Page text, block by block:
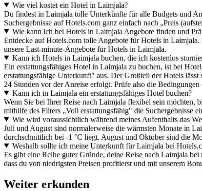
Wie viel kostet ein Hotel in Laimjala?
Du findest in Laimjala tolle Unterkünfte für alle Budgets und
Suchergebnisse auf Hotels.com ganz einfach nach „Preis
Wie kann ich bei Hotels in Laimjala Angebote finden und
Entdecke auf Hotels.com tolle Angebote für Hotels in
unsere Last-minute-Angebote für Hotels in Laimjala.
Kann ich Hotels in Laimjala buchen, die ich kostenlos
Ein erstattungsfähiges Hotel in Laimjala zu buchen, ist bei
erstattungsfähige Unterkunft" aus. Der Großteil der Hotels
24 Stunden vor der Anreise erfolgt. Prüfe also die
Kann ich in Laimjala ein erstattungsfähiges Hotel buchen?
Wenn Sie bei Ihrer Reise nach Laimjala flexibel sein möchten,
mithilfe des Filters „Voll erstattungsfähig" die Suchergebnisse
Wie wird voraussichtlich während meines Aufenthalts das
Juli und August sind normalerweise die wärmsten Monate in
durchschnittlich bei -1 °C liegt. August und Oktober sind die
Weshalb sollte ich meine Unterkunft für Laimjala bei
Es gibt eine Reihe guter Gründe, deine Reise nach Laimjala
dass du von niedrigsten Preisen profitierst und mit unserem
Weiter erkunden